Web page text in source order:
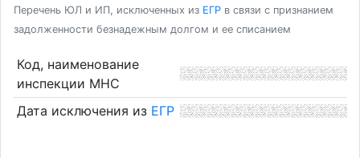
Перечень ЮЛ и ИП, исключенных из ЕГР в связи с признанием
задолженности безнадежным долгом и ее списанием
Код, наименование
инспекции МНС
Дата исключения из ЕГР